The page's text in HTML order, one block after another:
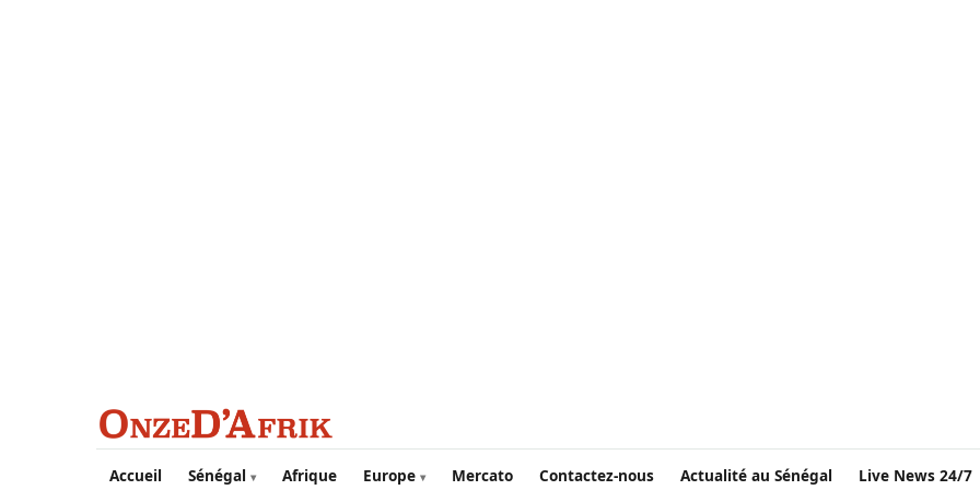
Aller au contenu principal
Accueil Sénégal Afrique Europe Mercato Contactez-nous Actualité au Sénégal Live News 24/7